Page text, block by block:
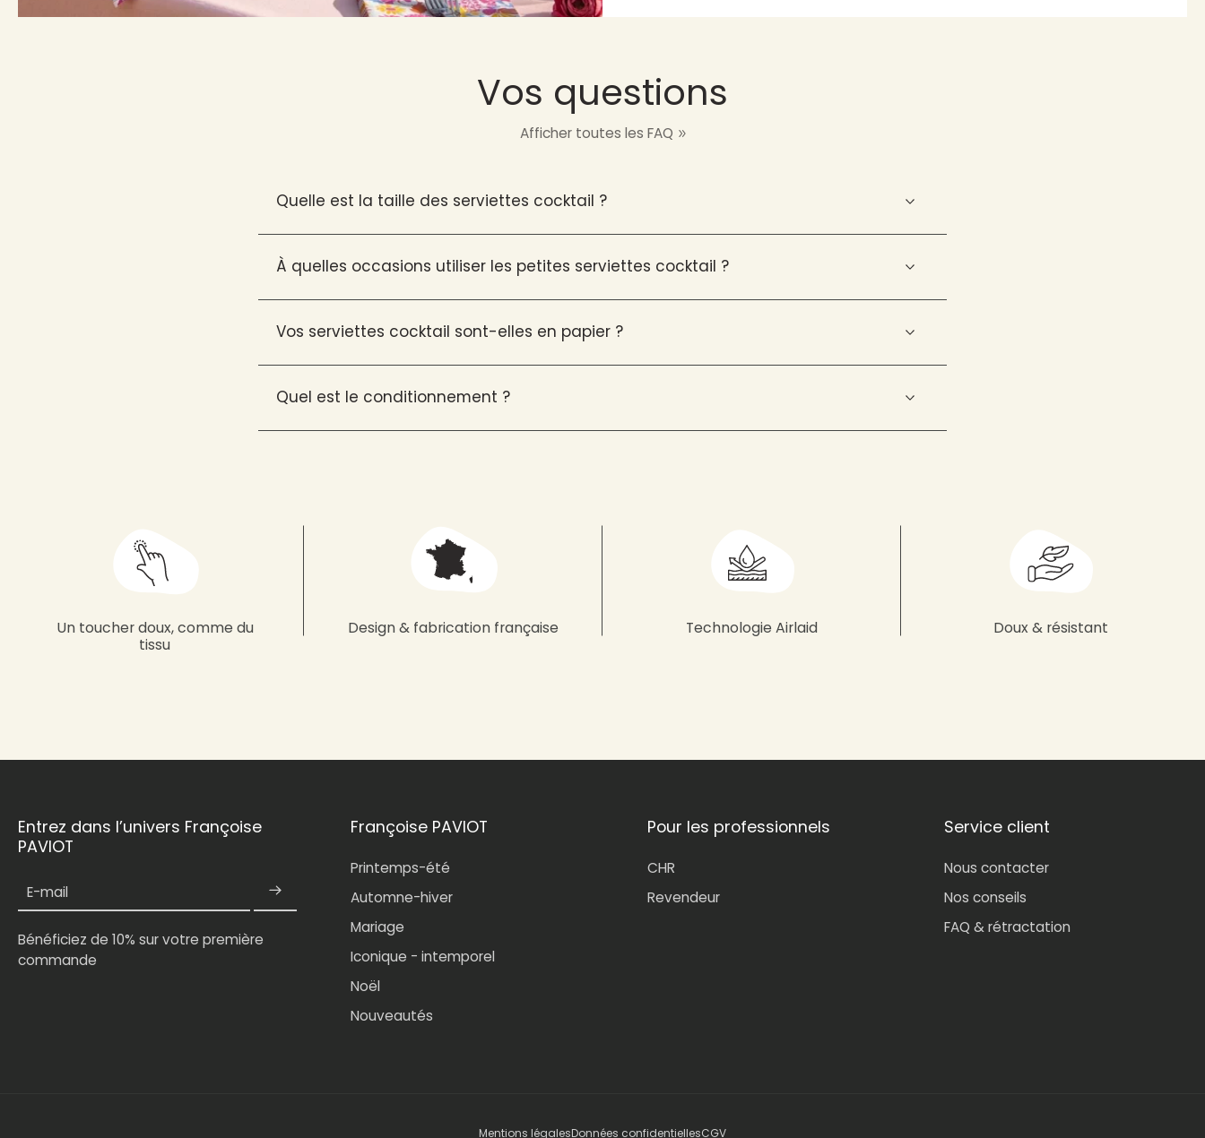
Vos questions
Afficher toutes les FAQ
Quelle est la taille des serviettes cocktail ?
À quelles occasions utiliser les petites serviettes cocktail ?
Vos serviettes cocktail sont-elles en papier ?
Quel est le conditionnement ?
Un toucher doux, comme du
tissu
Design & fabrication française Technologie Airlaid Doux & résistant
Entrez dans l’univers Françoise
PAVIOT
E-mail
Bénéficiez de 10% sur votre première
commande
Françoise PAVIOT
Printemps-été
Automne-hiver
Mariage
Iconique - intemporel
Noël
Nouveautés
Pour les professionnels
CHR
Revendeur
Service client
Nous contacter
Nos conseils
FAQ & rétractation
Mentions légalesDonnées confidentiellesCGV